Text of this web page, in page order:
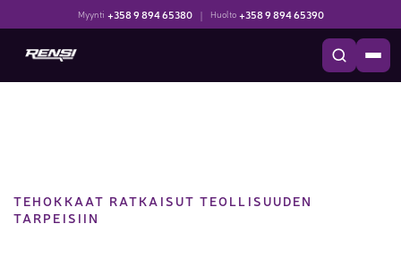
Myynti +358 9 894 65380 | Huolto +358 9 894 65390
TEHOKKAAT RATKAISUT TEOLLISUUDEN
TARPEISIIN